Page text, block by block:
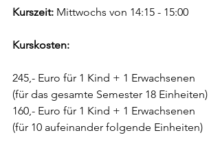
Kurszeit: Mittwochs von 14:15 - 15:00
Kurskosten:
245,- Euro für 1 Kind + 1 Erwachsenen
(für das gesamte Semester 18 Einheiten)
160,- Euro für 1 Kind + 1 Erwachsenen
(für 10 aufeinander folgende Einheiten)